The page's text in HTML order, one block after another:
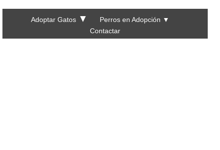
Adoptar Gatos ▼ Perros en Adopción ▼
Contactar